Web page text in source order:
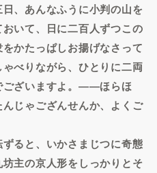
、あんなふうに小判の山を
いて、日に二百人ずつこの
かたっぱしお揚げなさって
べりながら、ひとりに二両
ございますよ。――ほらほ
じゃござんせんか、よくご
ると、いかさまじつに奇態
主の京人形をしっかりとそ